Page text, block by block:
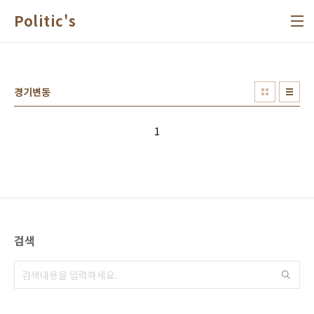
Politic's
경기변동
1
검색